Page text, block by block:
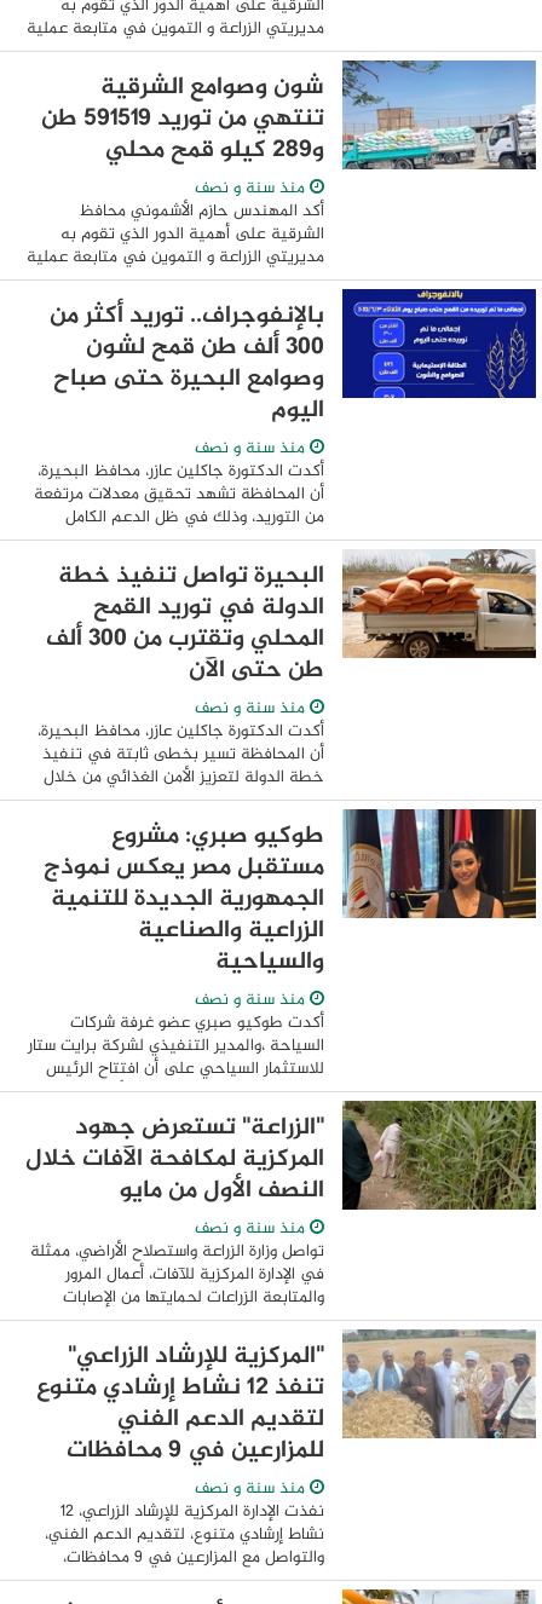
مديريتي الزراعة و التموين في متابعة عملية
حصاد وتوريد محصول القمح مع المزارعين
على مستوى المحافظة ومساعدتهم في
سرعة تسليمه ...
شون وصوامع الشرقية
تنتهي من توريد ٥٩١٥١٩ طن
و٢٨٩ كيلو قمح محلي
منذ سنة و نصف
أكد المهندس حازم الأشموني محافظ
الشرقية على أهمية الدور الذي تقوم به
مديريتي الزراعة و التموين في متابعة عملية
حصاد وتوريد محصول القمح مع المزارعين
على مستوى المحافظة ومساعدتهم في
سرعة تسليمه ...
بالإنفوجراف.. توريد أكثر من
300 ألف طن قمح لشون
وصوامع البحيرة حتى صباح
اليوم
منذ سنة و نصف
أكدت الدكتورة جاكلين عازر، محافظ البحيرة،
أن المحافظة تشهد تحقيق معدلات مرتفعة
من التوريد، وذلك في ظل الدعم الكامل
المقدم للمزارعين، والتسهيلات التي توفرها
المحافظة بالتنسيق مع الجهات المعنية، ...
البحيرة تواصل تنفيذ خطة
الدولة في توريد القمح
المحلي وتقترب من 300 ألف
طن حتى الآن
منذ سنة و نصف
أكدت الدكتورة جاكلين عازر، محافظ البحيرة،
أن المحافظة تسير بخطى ثابتة في تنفيذ
خطة الدولة لتعزيز الأمن الغذائي من خلال
دعم منظومة توريد القمح المحلي، مشيرةً
إلى انتظام أعمال الحصاد والتوريد لهذا ...
طوكيو صبري: مشروع
مستقبل مصر يعكس نموذج
الجمهورية الجديدة للتنمية
الزراعية والصناعية
والسياحية
منذ سنة و نصف
أكدت طوكيو صبري عضو غرفة شركات
السياحة ،والمدير التنفيذي لشركة برايت ستار
للاستثمار السياحي على أن افتتاح الرئيس
عبد الفتاح السيسي للمرحلة الأولى من
مدينة "مستقبل مصر الصناعية"، بالتوازي مع
...
"الزراعة" تستعرض جهود
المركزية لمكافحة الآفات خلال
النصف الأول من مايو
منذ سنة و نصف
تواصل وزارة الزراعة واستصلاح الأراضي، ممثلة
في الإدارة المركزية للآفات، أعمال المرور
والمتابعة الزراعات لحمايتها من الإصابات
وتقديم الدعم الفني للمزارعين، حيث نفذت
الإدارة عددا من الأنشطة الهامة ...
"المركزية للإرشاد الزراعي"
تنفذ 12 نشاط إرشادي متنوع
لتقديم الدعم الفني
للمزارعين في 9 محافظات
منذ سنة و نصف
نفذت الإدارة المركزية للإرشاد الزراعي، 12
نشاط إرشادي متنوع، لتقديم الدعم الفني،
والتواصل مع المزارعين في 9 محافظات،
بهدف توعية المزارعين وضمان الحصول على